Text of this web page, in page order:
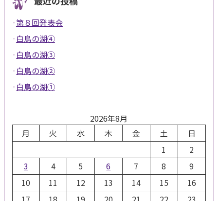
第８回発表会
白鳥の湖④
白鳥の湖③
白鳥の湖②
白鳥の湖①
2026年8月
月
火 水 木 金 土
日
1
2
3
4 5 6 7 8
9
10
11 12 13 14 15
16